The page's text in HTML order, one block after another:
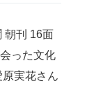
朝刊 16面
った文化
実花さん